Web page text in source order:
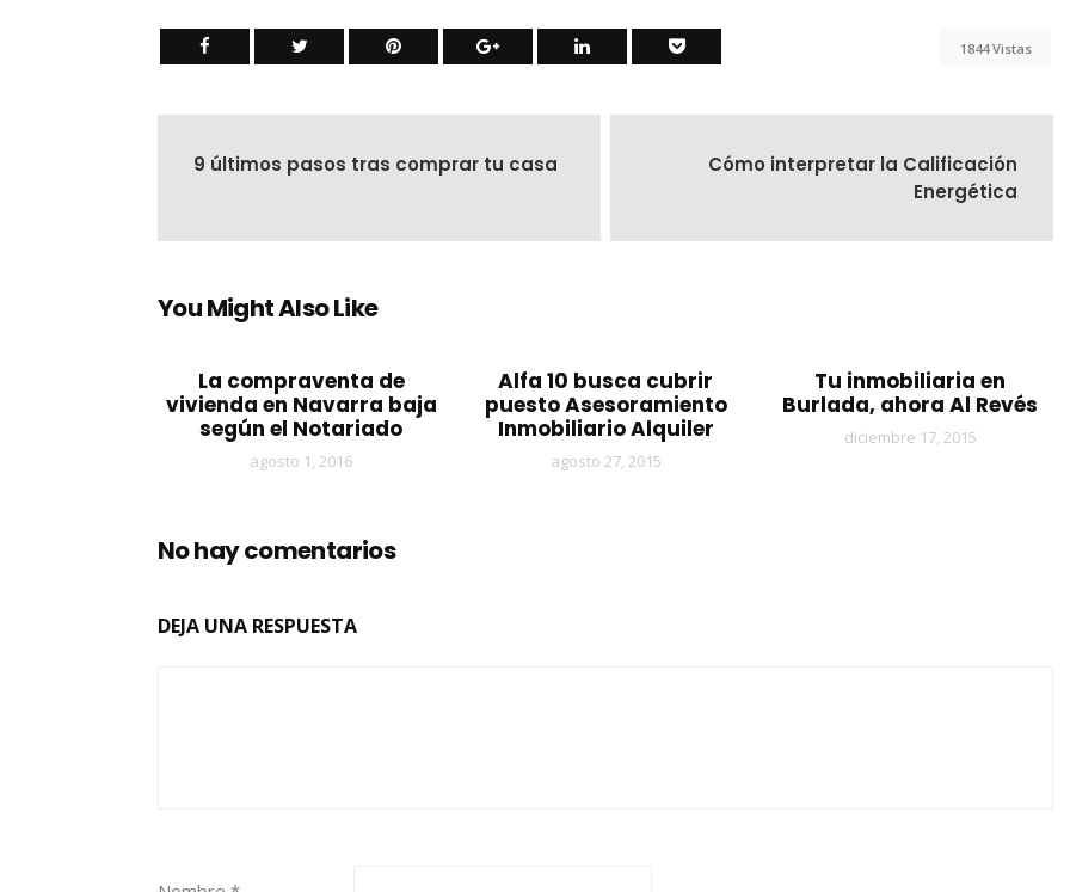
1844 Vistas
9 últimos pasos tras comprar tu casa
Cómo interpretar la Calificación
Energética
You Might Also Like
La compraventa de
vivienda en Navarra baja
según el Notariado
agosto 1, 2016
Alfa 10 busca cubrir
puesto Asesoramiento
Inmobiliario Alquiler
agosto 27, 2015
Tu inmobiliaria en
Burlada, ahora Al Revés
diciembre 17, 2015
No hay comentarios
DEJA UNA RESPUESTA